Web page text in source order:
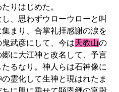
りはじめた。
、思わずウローウローと叫
まり、合掌礼拝感謝の涙を
武彦にして、今は天教山の
に大江神と改名して、予言
るなり。神人らは石神像に
霊化して生神と現はれたま